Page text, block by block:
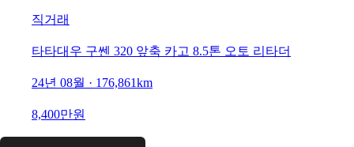
직거래
타타대우 구쎈 320 앞축 카고 8.5톤 오토 리타더
24년 08월 · 176,861km
8,400만원